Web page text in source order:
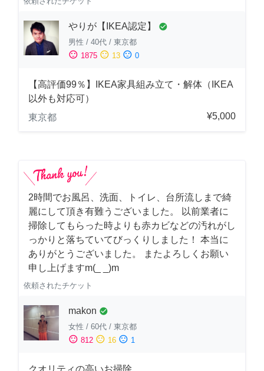
やりが【IKEA認定】 check_circle
男性 / 40代 / 東京都
sentiment_satisfied 1875 sentiment_neutral 13 sentiment_dissatisfied 0
【高評価99％】IKEA家具組み立て・解体（IKEA
以外も対応可）
東京都
¥5,000
2時間でお風呂、洗面、トイレ、台所流しまで綺
麗にして頂き有難うございました。 以前業者に
掃除してもらった時よりも赤カビなどの汚れがし
っかりと落ちていてびっくりしました！ 本当に
ありがとうございました。 またよろしくお願い
申し上げますm(_ _)m
依頼されたチケット
makon check_circle
女性 / 60代 / 東京都
sentiment_satisfied 812 sentiment_neutral 16 sentiment_dissatisfied 1
クオリティの高いお掃除